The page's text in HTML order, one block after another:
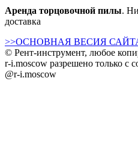
Аренда торцовочной пилы.
доставка
>>ОСНОВНАЯ ВЕСИЯ
© Рент-инструмент, любое
r-i.moscow разрешено только с
@r-i.moscow